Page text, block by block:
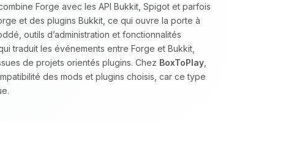
Forge avec les API Bukkit, Spigot et parfois
et des plugins Bukkit, ce qui ouvre la porte à
outils d’administration et fonctionnalités
traduit les événements entre Forge et Bukkit,
de projets orientés plugins. Chez BoxToPlay
des mods et plugins choisis, car ce type